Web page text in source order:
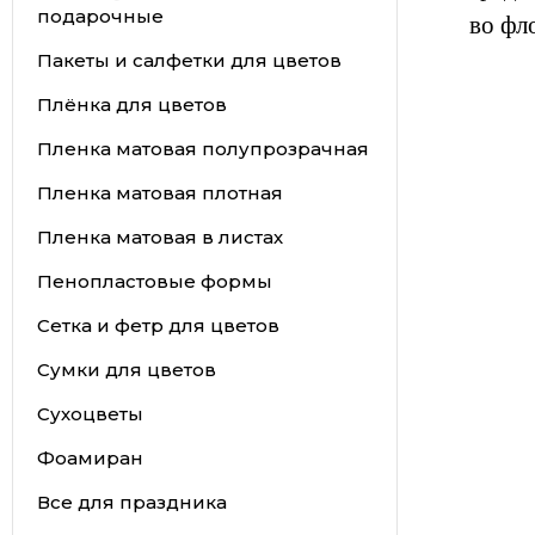
подарочные
Пакеты и салфетки для цветов
Плёнка для цветов
Пленка матовая полупрозрачная
Пленка матовая плотная
Пленка матовая в листах
Пенопластовые формы
Сетка и фетр для цветов
Сумки для цветов
Сухоцветы
Фоамиран
Все для праздника
во